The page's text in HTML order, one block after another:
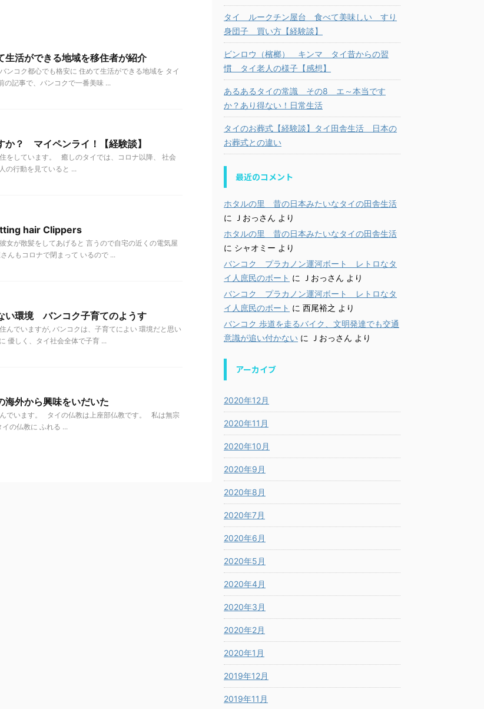
生活ができる地域を移住者が紹介
コク都心でも格安に 住めて生活ができる地域を タイ
記事で、バンコクで一番美味 ...
？ マイペンライ！【経験談】
をしています。 癒しのタイでは、コロナ以降、 社会
の行動を見ていると ...
hair Clippers
が散髪をしてあげると 言うので自宅の近くの電気屋
んもコロナで閉まって いるので ...
環境 バンコク子育てのようす
でいますが, バンコクは、子育てによい 環境だと思い
優しく、タイ社会全体で子育 ...
外から興味をいだいた
でいます。 タイの仏教は上座部仏教です。 私は無宗
の仏教に ふれる ...
タイ ルークチン屋台 食べて美味しい すり
身団子 買い方【経験談】
ビンロウ（檳榔） キンマ タイ昔からの習
慣 タイ老人の様子【感想】
あるあるタイの常識 その8 エ～本当です
か？あり得ない！日常生活
タイのお葬式【経験談】タイ田舎生活 日本の
お葬式との違い
最近のコメント
ホタルの里 昔の日本みたいなタイの田舎生活
に
Ｊおっさん より
ホタルの里 昔の日本みたいなタイの田舎生活
に シャオミー より
バンコク プラカノン運河ボート レトロなタ
イ人庶民のボート に Ｊおっさん より
バンコク プラカノン運河ボート レトロなタ
イ人庶民のボート に 西尾裕之 より
バンコク 歩道を走るバイク、文明発達でも交通
意識が追い付かない に Ｊおっさん より
アーカイブ
2020年12月
2020年11月
2020年10月
2020年9月
2020年8月
2020年7月
2020年6月
2020年5月
2020年4月
2020年3月
2020年2月
2020年1月
2019年12月
2019年11月